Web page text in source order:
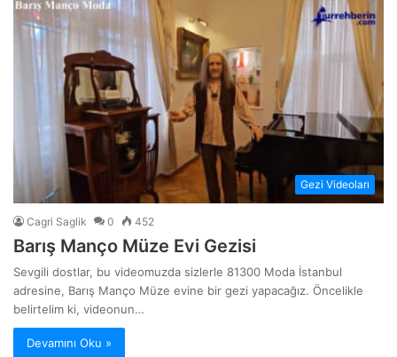
Gezi Videoları
Cagri Saglik 0 452
Barış Manço Müze Evi Gezisi
Sevgili dostlar, bu videomuzda sizlerle 81300 Moda İstanbul
adresine, Barış Manço Müze evine bir gezi yapacağız. Öncelikle
belirtelim ki, videonun…
Devamını Oku »